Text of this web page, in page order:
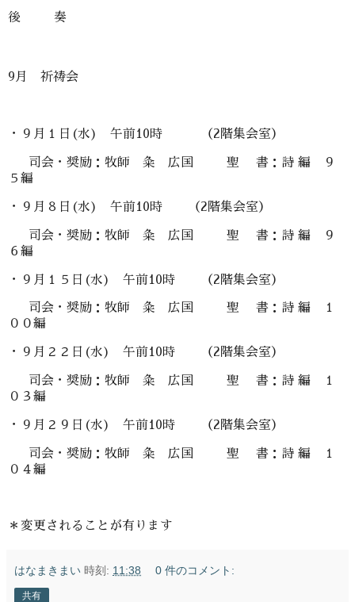
後 奏
9月 祈祷会
・９月１日(水) 午前10時 （2階集会室）
司会・奨励：牧師 粂 広国 聖 書：詩 編 ９
５編
・９月８日(水) 午前10時 （2階集会室）
司会・奨励：牧師 粂 広国 聖 書：詩 編 ９
６編
・９月１５日(水) 午前10時 （2階集会室）
司会・奨励：牧師 粂 広国 聖 書：詩 編 １
００編
・９月２２日(水) 午前10時 （2階集会室）
司会・奨励：牧師 粂 広国 聖 書：詩 編 １
０３編
・９月２９日(水) 午前10時 （2階集会室）
司会・奨励：牧師 粂 広国 聖 書：詩 編 １
０４編
＊変更されることが有ります
はなまきまい 時刻: 11:38 0 件のコメント:
共有